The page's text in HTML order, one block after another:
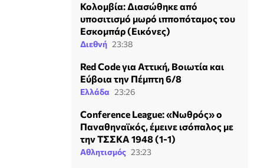
Κολομβία: Διασώθηκε από
υποσιτισμό μωρό ιπποπόταμος του
Εσκομπάρ (Εικόνες)
Διεθνή 23:38
Red Code για Αττική, Βοιωτία και
Εύβοια την Πέμπτη 6/8
Ελλάδα 23:26
Conference League: «Νωθρός» ο
Παναθηναϊκός, έμεινε ισόπαλος με
την ΤΣΣΚΑ 1948 (1-1)
Αθλητισμός 23:23